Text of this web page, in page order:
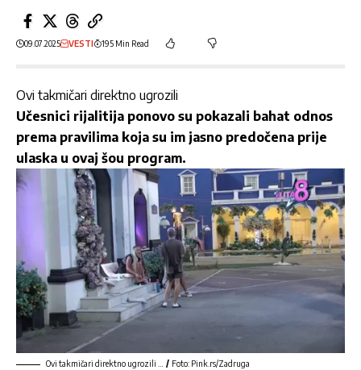
09.07.2025 VESTI 195 Min Read
Ovi takmičari direktno ugrozili
Učesnici rijalitija ponovo su pokazali bahat odnos
prema pravilima koja su im jasno predočena prije
ulaska u ovaj šou program.
Ovi takmičari direktno ugrozili … / Foto: Pink.rs/Zadruga